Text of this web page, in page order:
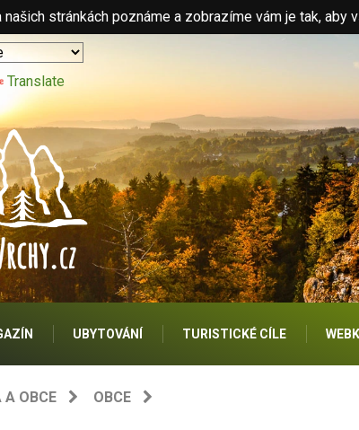
stránkách poznáme a zobrazíme vám je tak, aby
Translate
UBYTOVÁNÍ TURISTICKÉ CÍLE
A OBCE OBCE